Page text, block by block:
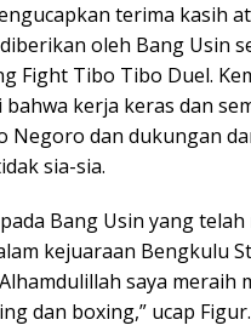
terima kasih
oleh Bang Usin
Fight Tibo Tibo Duel.
kerja keras dan
Negoro dan dukungan
sia-sia.
Bang Usin yang telah
kejuaraan Bengkulu
saya meraih
dan boxing,” ucap Figur.